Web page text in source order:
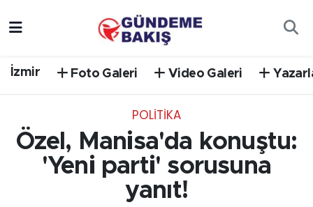
İzmir Foto Galeri Video Galeri
POLİTİKA
Özel, Manisa'da konuştu:
'Yeni parti' sorusuna
yanıt!
EGE
Süper Lig Puan Durumu ve Fikstür
Tüm Manşetler